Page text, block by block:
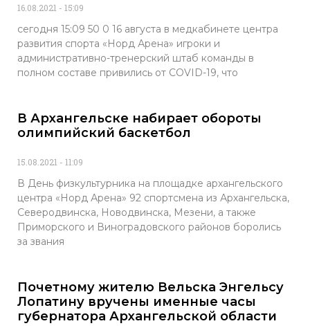
16.08.2021 15:09
сегодня 15:09 50 0 16 августа в медкабинете центра
развития спорта «Норд Арена» игроки и
административно-тренерский штаб команды в
полном составе привились от COVID-19, что
В Архангельске набирает обороты
олимпийский баскетбол
15.08.2021 11:09
В День физкультурника на площадке архангельского
центра «Норд Арена» 92 спортсмена из Архангельска,
Северодвинска, Новодвинска, Мезени, а также
Приморского и Виноградовского районов боролись
за звания
Почетному жителю Вельска Энгельсу
Лопатину вручены именные часы
губернатора Архангельской области